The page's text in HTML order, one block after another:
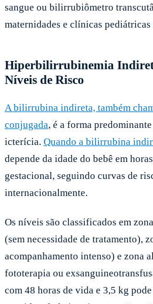
sangue ou bilirrubiômetro
maternidades e clínicas pediátricas
Hiperbilirrubinemia
Níveis de Risco
A bilirrubina indireta, também
conjugada, é a forma
icterícia. Quando a bilirrubina
depende da idade do bebê em
gestacional, seguindo curvas de
internacionalmente.
Os níveis são classificados em
(sem necessidade de tratamento),
acompanhamento intenso) e zona
fototerapia ou
com 48 horas de vida e 3,5 kg